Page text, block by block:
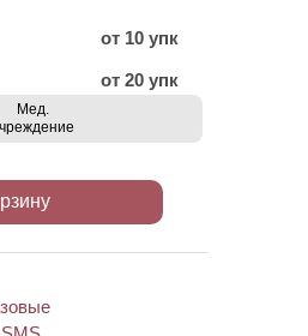
от 10 упк
от 20 упк
Мед.